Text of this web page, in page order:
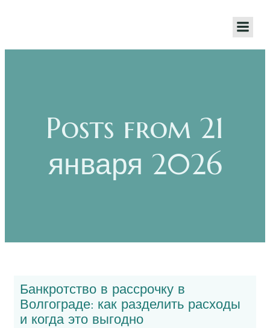
Posts from 21
января 2026
Банкротство в рассрочку в
Волгограде: как разделить расходы
и когда это выгодно